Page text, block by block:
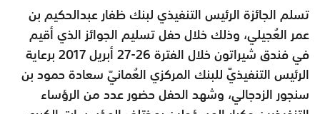
تسلم الجائزة الرئيس التنفيذي لبنك ظفار عبدالحكيم بن
عمر العُجيلي، وذلك خلال حفل تسليم الجوائز الذي أقيم
في فندق شيراتون خلال الفترة 26-27 أبريل 2017 برعاية
الرئيس التنفيذيّ للبنك المركزي العُمانيّ سعادة حمود بن
سنجور الزدجالي، وشهد الحفل حضور عدد من الرؤساء